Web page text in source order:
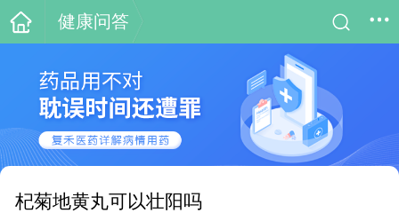
健康问答
杞菊地黄丸可以壮阳吗